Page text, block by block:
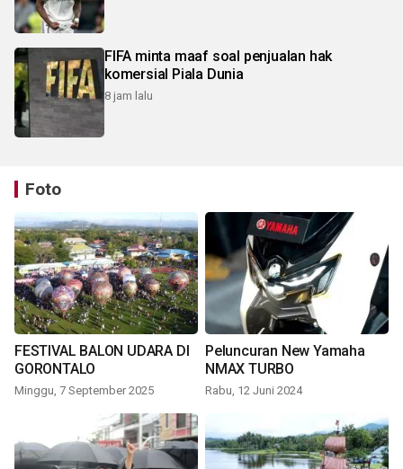
FIFA minta maaf soal penjualan hak
komersial Piala Dunia
8 jam lalu
Foto
FESTIVAL BALON UDARA DI
GORONTALO
Minggu, 7 September 2025
Peluncuran New Yamaha
NMAX TURBO
Rabu, 12 Juni 2024